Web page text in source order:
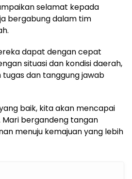
selamat kepada
bergabung dalam tim
dapat dengan cepat
situasi dan kondisi daerah,
dan tanggung jawab
baik, kita akan mencapai
Mari bergandeng tangan
menuju kemajuan yang lebih